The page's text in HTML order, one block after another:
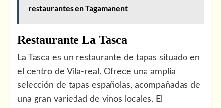
restaurantes en Tagamanent
Restaurante La Tasca
La Tasca es un restaurante de tapas situado en
el centro de Vila-real. Ofrece una amplia
selección de tapas españolas, acompañadas de
una gran variedad de vinos locales. El